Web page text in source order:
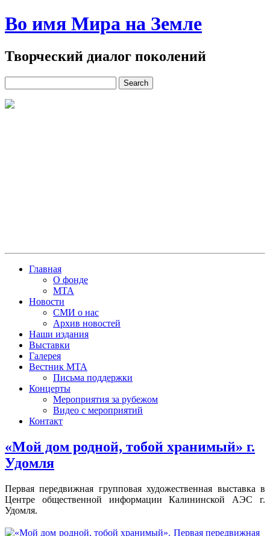
Во имя Мира на Земле
Творческий диалог поколений
Главная
О фонде
МТА
Новости
СМИ о нас
Архив новостей
Наши издания
Выставки
Галерея
Вестник МТА
Письма поддержки
Концерты
Мероприятия за рубежом
Видео с мероприятий
Контакт
«Мой дом родной, тобой хранимый» г.
Удомля
Первая передвижная групповая художественная выставка в
Центре общественной информации Калининской АЭС г.
Удомля.